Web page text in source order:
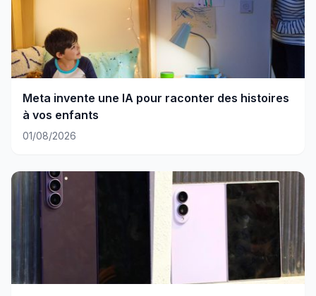
Meta invente une IA pour raconter des histoires
à vos enfants
01/08/2026